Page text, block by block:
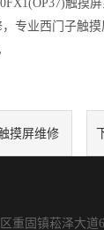
触摸
，专业西门子触
摸屏维修
重固镇菘泽大道